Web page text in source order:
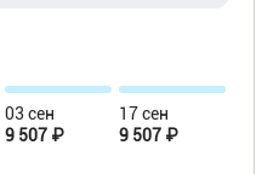
03 сен
9 507 ₽
17 сен
9 507 ₽